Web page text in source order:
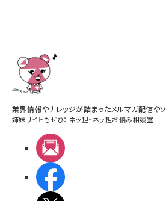
業界情報やナレッジが詰まったメルマガ配信やソ
姉妹サイトもぜひ： ネッ担・ ネッ担お悩み相談室